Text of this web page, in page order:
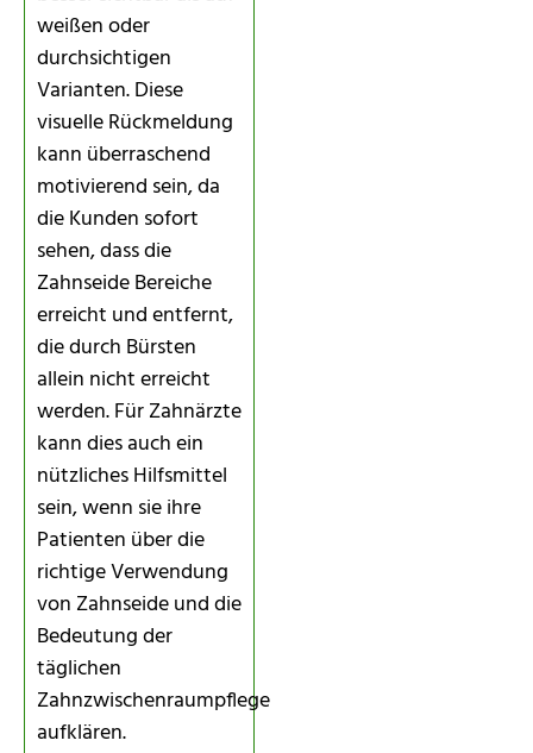
weißen oder
durchsichtigen
Varianten. Diese
visuelle Rückmeldung
kann überraschend
motivierend sein, da
die Kunden sofort
sehen, dass die
Zahnseide Bereiche
erreicht und entfernt,
die durch Bürsten
allein nicht erreicht
werden. Für Zahnärzte
kann dies auch ein
nützliches Hilfsmittel
sein, wenn sie ihre
Patienten über die
richtige Verwendung
von Zahnseide und die
Bedeutung der
täglichen
Zahnzwischenraumpflege
aufklären.